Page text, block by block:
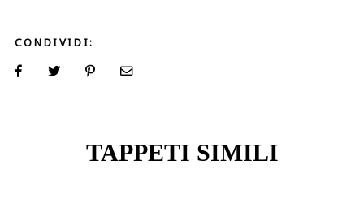
CONDIVIDI:
TAPPETI SIMILI